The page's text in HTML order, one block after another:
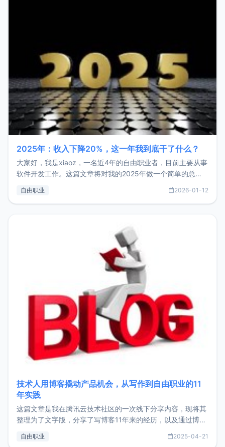
2025年：收入下降20%，这一年我到底干了什么？
大家好，我是xiaoz，一名近4年的自由职业者，目前主要从事
软件开发工作。这篇文章将对我的2025年做一个简单的总
收入下降20%，但却过得很充实，2026年不求突破，但求保
自由职业 2026-01-12
技术人用博客撬动产品机会，从写作到自由职业的11
年实践
这篇文章是我在腾讯云技术社区的一次线下分享内容，现将其
整理为了文字版，分享了写博客11年来的经历，以及通过博客
了我的首个产品ImgURL的真实数据和产品现状。自我介绍大
自由职业 2025-04-21